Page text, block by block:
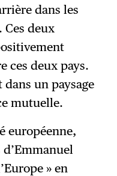
dans les
Ces deux
ces deux pays.
un paysage
mutuelle.
européenne,
» en